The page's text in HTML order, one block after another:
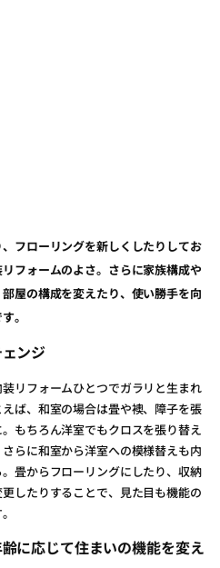
フローリングを新しくしたりしてお
フォームのよさ。さらに家族構成や
屋の構成を変えたり、使い勝手を向
。
ンジ
リフォームひとつでガラリと生まれ
ば、和室の場合は畳や襖、障子を張
もちろん洋室でもクロスを張り替え
らに和室から洋室への模様替えも内
畳からフローリングにしたり、収納
したりすることで、見た目も機能の
に応じて住まいの機能を変え